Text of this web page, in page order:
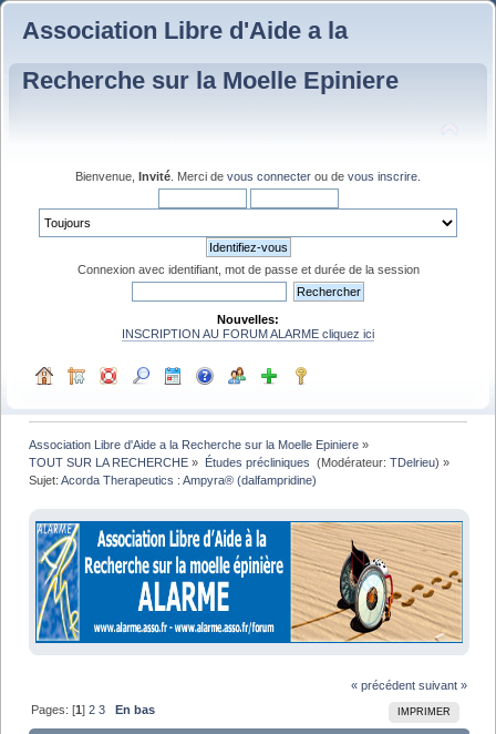
Association Libre d'Aide a la
Recherche sur la Moelle Epiniere
Bienvenue, Invité . Merci de vous connecter ou de vous inscrire
Connexion avec identifiant, mot de passe et durée de la session
Nouvelles:
INSCRIPTION AU FORUM ALARME cliquez ici
Association Libre d'Aide a la Recherche sur la Moelle Epiniere »
TOUT SUR LA RECHERCHE » Études précliniques (Modérateur: TDelrieu) »
Sujet:Acorda Therapeutics : Ampyra® (dalfampridine)
« précédent suivant »
IMPRIMER
Pages: [1]2 3 En bas